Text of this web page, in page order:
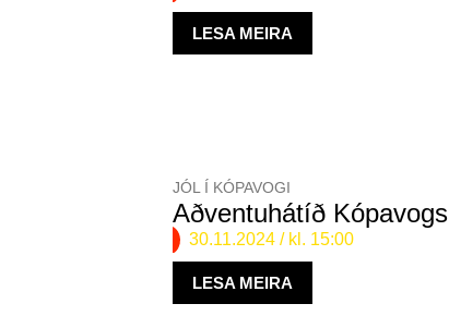
LESA MEIRA
JÓL Í KÓPAVOGI
Aðventuhátíð Kópavogs
30.11.2024/ kl. 15:00
LESA MEIRA